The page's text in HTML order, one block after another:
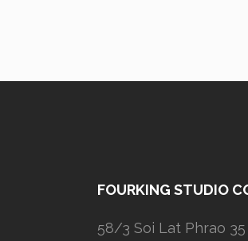
FOURKING STUDIO
58/3 Soi Lat Phrao